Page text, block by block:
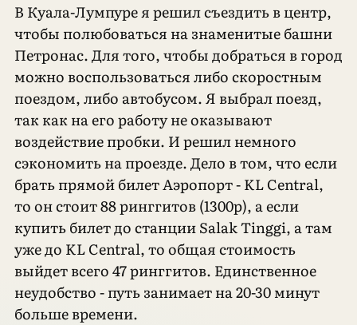
В Куала-Лумпуре я решил съездить в центр,
чтобы полюбоваться на знаменитые башни
Петронас. Для того, чтобы добраться в город
можно воспользоваться либо скоростным
поездом, либо автобусом. Я выбрал поезд,
так как на его работу не оказывают
воздействие пробки. И решил немного
сэкономить на проезде. Дело в том, что если
брать прямой билет Аэропорт - KL Central,
то он стоит 88 ринггитов (1300р), а если
купить билет до станции Salak Tinggi, а там
уже до KL Central, то общая стоимость
выйдет всего 47 ринггитов. Единственное
неудобство - путь занимает на 20-30 минут
больше времени.